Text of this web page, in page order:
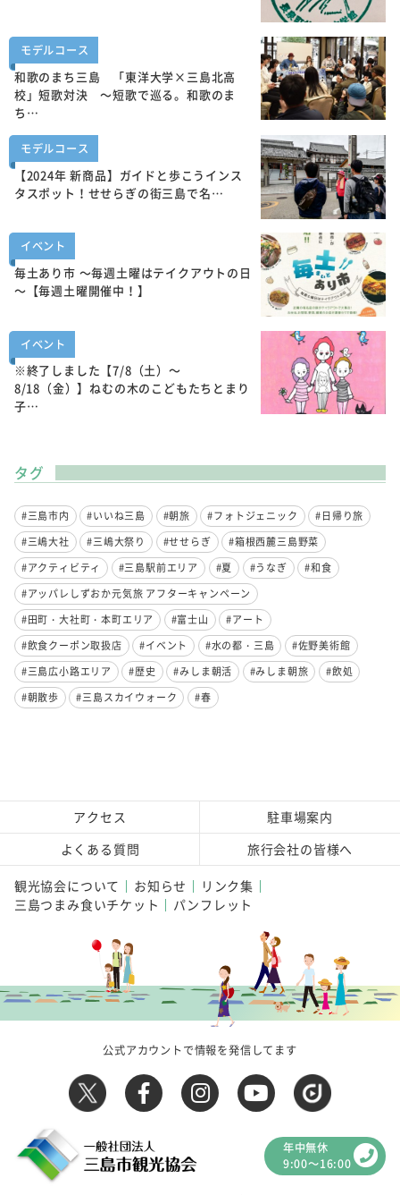
モデルコース
和歌のまち三島 「東洋大学×三島北高
校」短歌対決 ～短歌で巡る。和歌のま
ち…
モデルコース
【2024年 新商品】ガイドと歩こうインス
タスポット！せせらぎの街三島で名…
イベント
毎土あり市 ～毎週土曜はテイクアウトの日
～【毎週土曜開催中！】
イベント
※終了しました【7/8（土）～
8/18（金）】ねむの木のこどもたちとまり
子…
タグ
#三島市内 #いいね三島 #朝旅 #フォトジェニック
#日帰り旅
#三嶋大社
#三嶋大祭り #せせらぎ
#箱根西麓三島野菜
#アクティビティ
#三島駅前エリア #夏 #うなぎ
#和食
#アッパレしずおか元気旅 アフターキャンペーン
#田町・大社町・本町エリア
#富士山
#アート
#飲食クーポン取扱店
#イベント #水の都・三島
#佐野美術館
#三島広小路エリア
#歴史 #みしま朝活 #みしま朝旅
#飲処
#朝散歩
#三島スカイウォーク #春
アクセス
駐車場案内
よくある質問
旅行会社の皆様へ
観光協会について お知らせ
リンク集
三島つまみ食いチケット
パンフレット
公式アカウントで情報を発信してます
年中無休
9:00～16:00